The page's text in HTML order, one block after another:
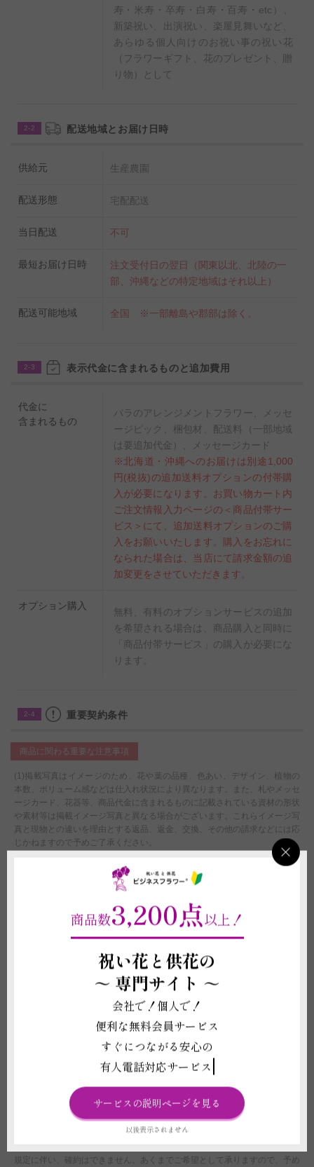
は、注文フォームの「出荷担当への連絡事項」欄に、希
望デザインのリボンパターン（A～C）を入力してくださ
指定がない場合は、カバー写真通りにご用意いたしま
A. happy birthdayピック（木製プレート）
C. Happy Anniversaryピック（金色のアクリルプレー
贈る目的にあわせてバラの花のカラーアレンジが可能で
す。赤、白、ピンク、黄色、オレンジなどがございます
ので、ご希望がある場合は「出荷担当者へ連絡事項」に
※開花状況や出荷時期によってはよっては、ご希望に添
寿・米寿・卒寿・白寿・百寿・etc）、
新築祝い、出演祝い、楽屋見舞いなど、
あらゆる個人向けのお祝い事の祝い花
（フラワーギフト、花のプレゼント、贈
り物）として
2-2 配送地域とお届け日時
供給元 生産農園
配送形態 宅配配送
当日配送 不可
最短お届け日時
注文受付日の翌日（関東以北、北陸の一
部、沖縄などの特定地域はそれ以上）
配送可能地域 全国 ※一部離島や郡部は除く。
2-3 表示代金に含まれるものと追加費用
代金に
含まれるもの
バラのアレンジメントフラワー、メッセ
ージピック、梱包材、配送料（一部地域
は要追加代金）、メッセージカード
※北海道・沖縄へのお届けは別途1,000
円(税抜)の追加送料オプションの付帯購
入が必要になります。お買い物カート内
ご注文情報入力ページの＜商品付帯サー
ビス＞にて、追加送料オプションのご購
入をお願いいたします。購入をお忘れに
なられた場合は、当店にて請求金額の追
加変更をさせていただきます。
オプション購入
無料、有料のオプションサービスの追加
を希望される場合は、商品購入と同時に
「商品付帯サービス」の購入が必要にな
ります。
2-4 重要契約条件
商品に関わる重要な注意事項
(1)掲載写真はイメージのため、花や葉の品種、色あい、デザイン、植物の
本数、ボリューム感などは仕入れ状況により異なります。また、札やメッセ
ージカード、花器等、商品代金に含まれるものに記載されている資材の形状
や素材等は掲載イメージ写真と異なる場合がございます。これらイメージ写
真と現物との違いを理由とする返品、返金、交換、その他の請求などには応
じかねますので予めご了承ください。
(2) 注文フォームに花びらに印字するメッセージ内容をご入力ください。20
文字まで花びらにメッセージを印字できます。ご入力がない場合、花びらメ
ッセージ不要と判断し印字なしでお届けすることがございます。
ができません。制作開始後に、万が一ご注文をお取り消しされた場合も代金
はご注文者様に全額負担いただきます。
付帯購入が必要になります。お買い物カート内ご注文情報入力ページの＜商
品付帯サービス＞にて、追加送料オプションのご購入をお願いいたします。
購入をお忘れになられた場合は、当店にて請求金額の追加変更をさせていた
(2)平日15:00以降、土曜日12:00以降、及び営業時間外または休業日にいた
だいたご注文につきましては、翌営業日をもってご注文を承諾したものとさ
で搬入日時を指定されている場合は、配達時間のご選択にかかわらず、先方
の指示に従い配送いたします。なお、先方の指定時間での対応が難しい場合
は、商品変更等や配送日時変更をご相談することや、ご注文をお断りさせて
規定に伴い、確約はできません。あくまでご希望として承りますので、予め
商品数3,200点以上！
祝い花と供花の
～ 専門サイト ～
会社で！個人で！
便利な無料会員サービス
すぐにつながる安心の
有人電話対応サービス
サービスの説明ページを見る
以後表示されません